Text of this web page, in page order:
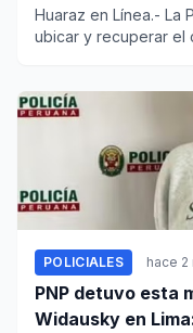
Huaraz en Línea.- La
ubicar y recuperar el
POLICIALES hace
PNP detuvo esta
Widausky en